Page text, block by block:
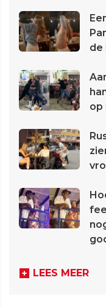
de
op
LEES MEER